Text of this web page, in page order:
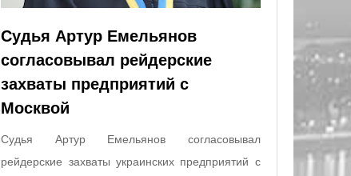
Судья Артур Емельянов
согласовывал рейдерские
захваты предприятий с
Москвой
Судья Артур Емельянов согласовывал
рейдерские захваты украинских предприятий с